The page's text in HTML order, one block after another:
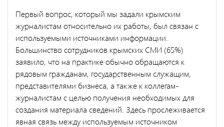
Первый вопрос, который мы задали крымским
журналистам относительно их работы, был связан с
используемыми источниками информации.
Большинство сотрудников крымских СМИ (65%)
заявило, что на практике обычно обращаются к
рядовым гражданам, государственным служащим,
представителями бизнеса, а также к коллегам-
журналистам с целью получения необходимых для
создания материала сведений. Здесь прослеживается
явная связь между используемым источником